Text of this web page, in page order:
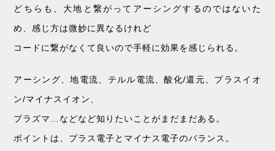
どちらも、大地と繋がってアーシングするのではないた
め、感じ方は微妙に異なるけれど
コードに繋がなくて良いので手軽に効果を感じられる。
アーシング、地電流、テルル電流、酸化/還元、プラスイオ
ン/マイナスイオン、
プラズマ…などなど知りたいことがまだまだある。
ポイントは、プラス電子とマイナス電子のバランス。